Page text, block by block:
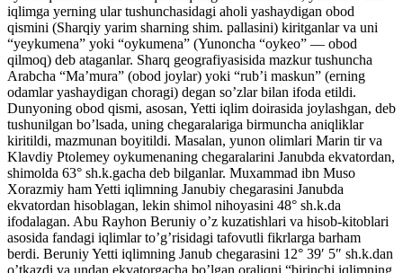
iqlimga yerning ular tushunchasidagi aholi yashaydigan obod
qismini (Sharqiy yarim sharning shim. pallasini) kiritganlar va uni
“yeykumena” yoki “oykumena” (Yunoncha “oykeo” — obod
qilmoq) deb ataganlar. Sharq geografiyasisida mazkur tushuncha
Arabcha “Ma’mura” (obod joylar) yoki “rub’i maskun” (erning
odamlar yashaydigan choragi) degan so’zlar bilan ifoda etildi.
Dunyoning obod qismi, asosan, Yetti iqlim doirasida joylashgan, deb
tushunilgan bo’lsada, uning chegaralariga birmuncha aniqliklar
kiritildi, mazmunan boyitildi. Masalan, yunon olimlari Marin tir va
Klavdiy Ptolemey oykumenaning chegaralarini Janubda ekvatordan,
shimolda 63° sh.k.gacha deb bilganlar. Muxammad ibn Muso
Xorazmiy ham Yetti iqlimning Janubiy chegarasini Janubda
ekvatordan hisoblagan, lekin shimol nihoyasini 48° sh.k.da
ifodalagan. Abu Rayhon Beruniy o’z kuzatishlari va hisob-kitoblari
asosida fandagi iqlimlar to’g’risidagi tafovutli fikrlarga barham
berdi. Beruniy Yetti iqlimning Janub chegarasini 12° 39′ 5″ sh.k.dan
o’tkazdi va undan ekvatorgacha bo’lgan oraliqni “birinchi iqlimning